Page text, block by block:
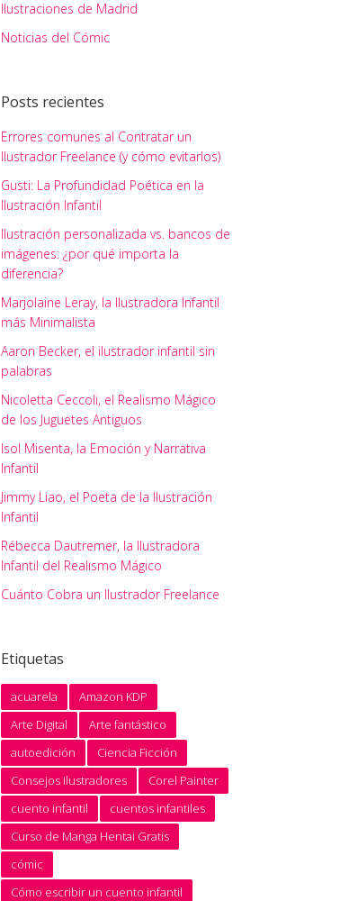
Ilustraciones de Madrid
Noticias del Cómic
Posts recientes
Errores comunes al Contratar un
Ilustrador Freelance (y cómo evitarlos)
Gusti: La Profundidad Poética en la
Ilustración Infantil
Ilustración personalizada vs. bancos de
imágenes: ¿por qué importa la
diferencia?
Marjolaine Leray, la Ilustradora Infantil
más Minimalista
Aaron Becker, el ilustrador infantil sin
palabras
Nicoletta Ceccoli, el Realismo Mágico
de los Juguetes Antiguos
Isol Misenta, la Emoción y Narrativa
Infantil
Jimmy Liao, el Poeta de la Ilustración
Infantil
Rébecca Dautremer, la Ilustradora
Infantil del Realismo Mágico
Cuánto Cobra un Ilustrador Freelance
Etiquetas
acuarela
Amazon KDP
Arte Digital
Arte fantástico
autoedición
Ciencia Ficción
Consejos Ilustradores
Corel Painter
cuento infantil
cuentos infantiles
Curso de Manga Hentai Gratis
cómic
Cómo escribir un cuento infantil